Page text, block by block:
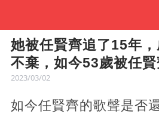
她被任賢齊追了15年
不棄，如今53歲被任
2023/03/02
如今任賢齊的歌聲是否